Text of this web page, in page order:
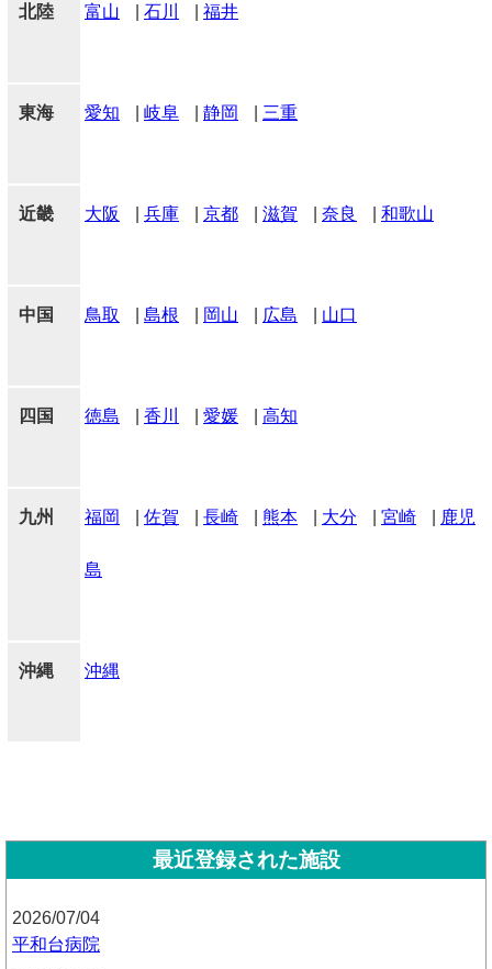
北陸 富山 石川 福井
東海 愛知 岐阜 静岡 三重
近畿 大阪 兵庫 京都 滋賀 奈良 和歌山
中国 鳥取 島根 岡山 広島 山口
四国 徳島 香川 愛媛 高知
九州 福岡 佐賀 長崎 熊本 大分 宮崎 鹿児
島
沖縄 沖縄
最近登録された施設
2026/07/04
平和台病院